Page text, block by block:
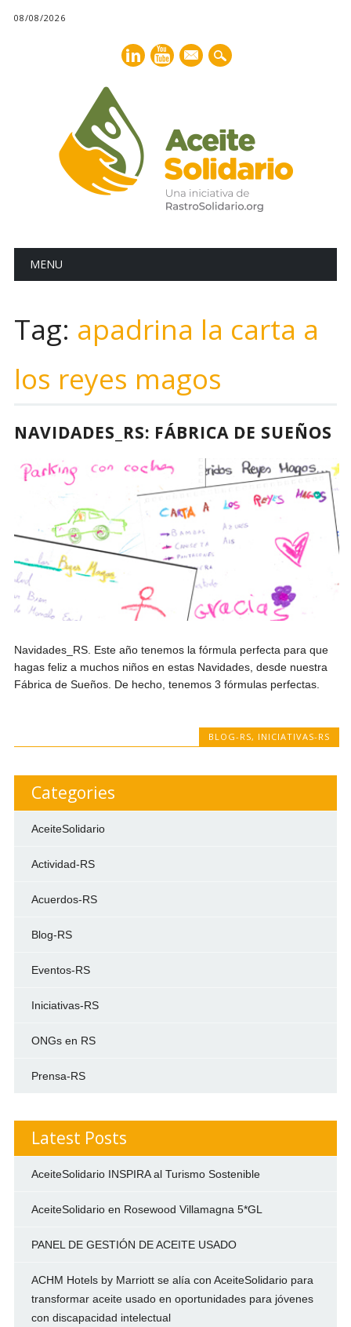
08/08/2026
mail
Main menu
MENU
Tag: apadrina la carta a
los reyes magos
NAVIDADES_RS: FÁBRICA DE SUEÑOS
Navidades_RS. Este año tenemos la fórmula perfecta para que
hagas feliz a muchos niños en estas Navidades, desde nuestra
Fábrica de Sueños. De hecho, tenemos 3 fórmulas perfectas.
BLOG-RS, INICIATIVAS-RS
Categories
AceiteSolidario
Actividad-RS
Acuerdos-RS
Blog-RS
Eventos-RS
Iniciativas-RS
ONGs en RS
Prensa-RS
Latest Posts
AceiteSolidario INSPIRA al Turismo Sostenible
AceiteSolidario en Rosewood Villamagna 5*GL
PANEL DE GESTIÓN DE ACEITE USADO
ACHM Hotels by Marriott se alía con AceiteSolidario para
transformar aceite usado en oportunidades para jóvenes
con discapacidad intelectual